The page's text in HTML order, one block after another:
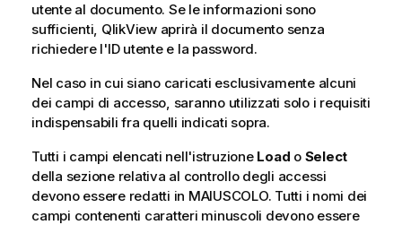
utente al documento. Se le informazioni sono
sufficienti, QlikView aprirà il documento senza
richiedere l'ID utente e la password.
Nel caso in cui siano caricati esclusivamente alcuni
dei campi di accesso, saranno utilizzati solo i requisiti
indispensabili fra quelli indicati sopra.
Tutti i campi elencati nell'istruzione Load o Select
della sezione relativa al controllo degli accessi
devono essere redatti in MAIUSCOLO. Tutti i nomi dei
campi contenenti caratteri minuscoli devono essere